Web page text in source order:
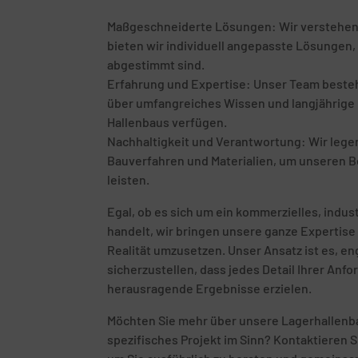
Maßgeschneiderte Lösungen: Wir
bieten wir individuell angepasste
abgestimmt sind.
Erfahrung und Expertise: Unser Team
über umfangreiches Wissen und
Hallenbaus verfügen.
Nachhaltigkeit und Verantwortung: Wir
Bauverfahren und Materialien, um unseren
leisten.
Egal, ob es sich um ein kommerzielles,
handelt, wir bringen unsere ganze
Realität umzusetzen. Unser Ansatz ist es,
sicherzustellen, dass jedes Detail Ihrer
herausragende Ergebnisse erzielen.
Möchten Sie mehr über unsere
spezifisches Projekt im Sinn? Kontaktieren